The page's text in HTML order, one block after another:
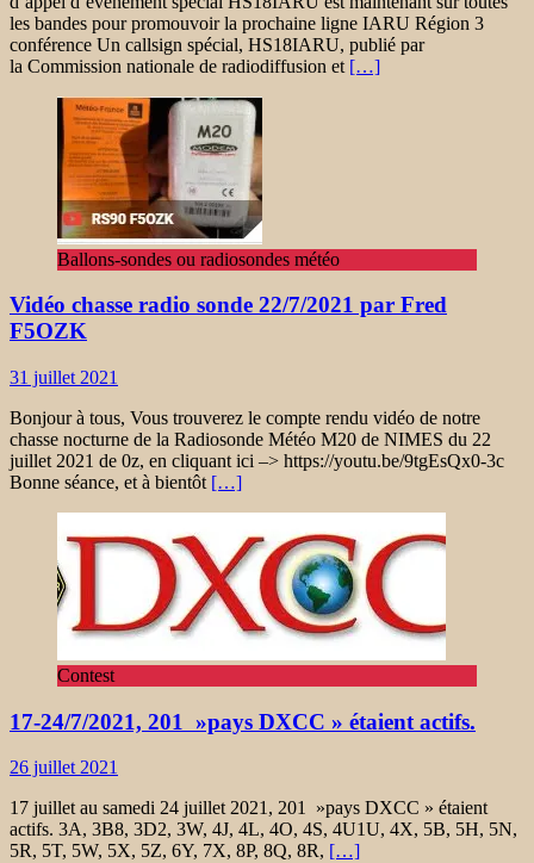
les bandes pour promouvoir la prochaine ligne IARU Région 3
conférence Un callsign spécial, HS18IARU, publié par
la Commission nationale de radiodiffusion et […]
Ballons-sondes ou radiosondes météo
Vidéo chasse radio sonde 22/7/2021 par Fred
F5OZK
31 juillet 2021
Bonjour à tous, Vous trouverez le compte rendu vidéo de notre
chasse nocturne de la Radiosonde Météo M20 de NIMES du 22
juillet 2021 de 0z, en cliquant ici –> https://youtu.be/9tgEsQx0-3c
Bonne séance, et à bientôt […]
Contest
17-24/7/2021, 201 »pays DXCC » étaient actifs.
26 juillet 2021
17 juillet au samedi 24 juillet 2021, 201 »pays DXCC » étaient
actifs. 3A, 3B8, 3D2, 3W, 4J, 4L, 4O, 4S, 4U1U, 4X, 5B, 5H, 5N,
5R, 5T, 5W, 5X, 5Z, 6Y, 7X, 8P, 8Q, 8R, […]